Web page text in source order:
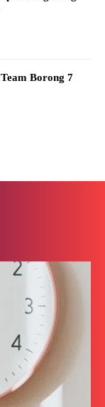
Borong 7